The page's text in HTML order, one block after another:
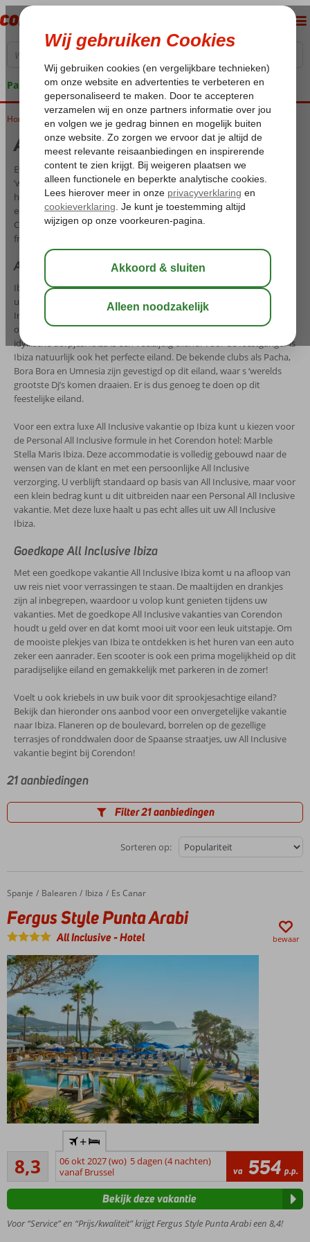
Pakketgarantie
Home All Inclusive Ibiza
All Inclusive Ibiza
Even helemaal wegdromen op een kleurrijk en magisch eiland met s
’werelds grootste beroemdheden om u heen? Dit kan natuurlijk op
het Spaanse eiland Ibiza! Op dit prachtige eiland kunt u genieten op
een van de mooie stranden: Cala Tarida, Cala Comte, Cala Vadella en
Cala Benirràs. Pak uw zwemspullen maar in, want een cerveza of een
frisdrankje staat al voor u klaar tijdens een All Inclusive Ibiza!
All Inclusive vakanties Ibiza
Ibiza is een bestemming voor iedereen! Jong of oud, het maakt niet
uit, want iedereen komt helemaal tot rust tijdens één van de All
Inclusive vakanties op Ibiza. Lekker struinen over de hippiemarkten
of een bezoekje aan de eeuwenoude kathedralen, musea en
idyllische dorpjes. Ibiza is een veelzijdig eiland. Voor de feestganger is
Ibiza natuurlijk ook het perfecte eiland. De bekende clubs als Pacha,
Bora Bora en Umnesia zijn gevestigd op dit eiland, waar s ‘werelds
grootste Dj’s komen draaien. Er is dus genoeg te doen op dit
feestelijke eiland.
Voor een extra luxe All Inclusive vakantie op Ibiza kunt u kiezen voor
de Personal All Inclusive formule in het Corendon hotel: Marble
Stella Maris Ibiza. Deze accommodatie is volledig gebouwd naar de
wensen van de klant en met een persoonlijke All Inclusive
verzorging. U verblijft standaard op basis van All Inclusive, maar voor
een klein bedrag kunt u dit uitbreiden naar een Personal All Inclusive
vakantie. Met deze luxe haalt u pas echt alles uit uw All Inclusive
Ibiza.
Goedkope All Inclusive Ibiza
Met een goedkope vakantie All Inclusive Ibiza komt u na afloop van
uw reis niet voor verrassingen te staan. De maaltijden en drankjes
zijn al inbegrepen, waardoor u volop kunt genieten tijdens uw
vakanties. Met de goedkope All Inclusive vakanties van Corendon
houdt u geld over en dat komt mooi uit voor een leuk uitstapje. Om
de mooiste plekjes van Ibiza te ontdekken is het huren van een auto
zeker een aanrader. Een scooter is ook een prima mogelijkheid op dit
paradijselijke eiland en gemakkelijk met parkeren in de zomer!
Voelt u ook kriebels in uw buik voor dit sprookjesachtige eiland?
Bekijk dan hieronder ons aanbod voor een onvergetelijke vakantie
naar Ibiza. Flaneren op de boulevard, borrelen op de gezellige
terrasjes of ronddwalen door de Spaanse straatjes, uw All Inclusive
vakantie begint bij Corendon!
21 aanbiedingen
Filter 21 aanbiedingen
Sorteren op:
Home
Spanje Balearen Ibiza Es Canar
Fergus Style Punta Arabi
Fergus Style Punta Arabi
All Inclusive-Hotel bewaar
All
Inclusive
met
beverage
8,3Zeer goed
16
beoordelingen
+
06 okt 2027 (wo) 5 dagen (4 nachten)
vanaf Brussel
va 554 p.p.
Voor “Service” en “Prijs/kwaliteit” krijgt Fergus Style Punta Arabi een 8,4!
Bekijk deze vakantie